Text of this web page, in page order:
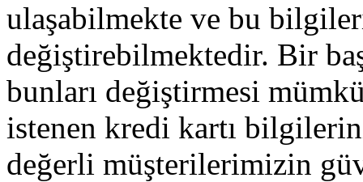
ulaşabilmekte ve bu
değiştirebilmektedir. Bir
bunları değiştirmesi
istenen kredi kartı
değerli müşterilerimizin